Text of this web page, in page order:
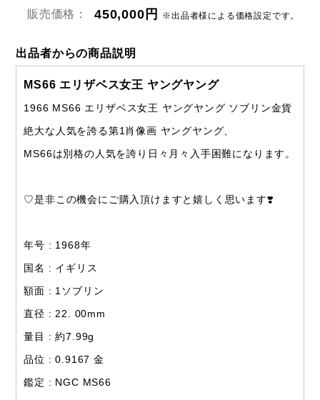
販売価格： 450,000円 ※出品者様による価格設定です。
出品者からの商品説明
MS66 エリザベス女王 ヤングヤング
1966 MS66 エリザベス女王 ヤングヤング ソブリン金貨
絶大な人気を誇る第1肖像画 ヤングヤング、
MS66は別格の人気を誇り日々月々入手困難になります。
♡是非この機会にご購入頂けますと嬉しく思います❣️
年号 : 1968年
国名 : イギリス
額面 : 1ソブリン
直径 : 22. 00mm
量目 : 約7.99g
品位 : 0.9167 金
鑑定 : NGC MS66